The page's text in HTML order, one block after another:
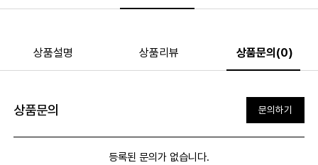
상품설명 상품리뷰 상품문의(0)
상품문의 문의하기
등록된 문의가 없습니다.